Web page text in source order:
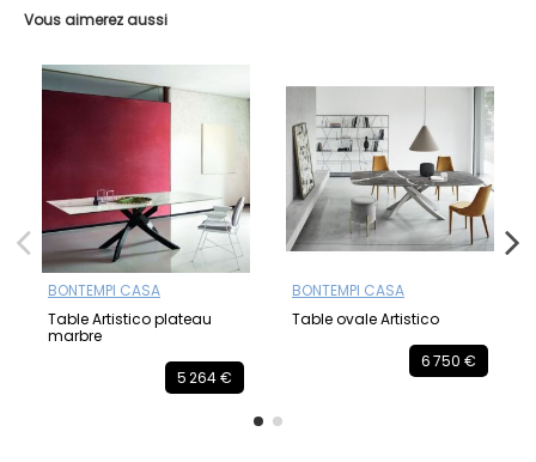
Vous aimerez aussi
BONTEMPI CASA
Table Artistico plateau
marbre
5 264 €
BONTEMPI CASA
Table ovale Artistico
6 750 €